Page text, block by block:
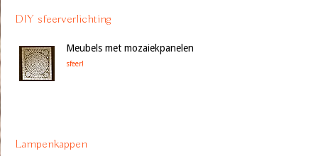
DIY sfeerverlichting
Meubels met mozaiekpanelen
sfeer!
Lampenkappen